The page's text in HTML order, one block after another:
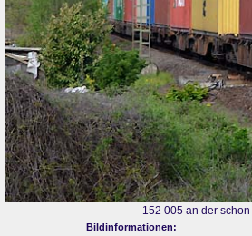
152 005 an der
Bildinformationen: